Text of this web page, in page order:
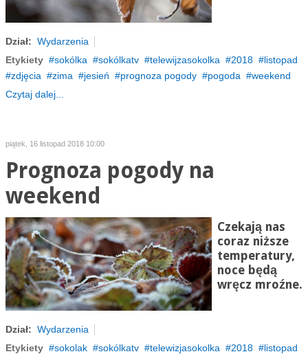
Dział: Wydarzenia
Etykiety
sokólka sokólkatv telewijzasokolka 2018
listopad
zdjęcia
zima jesień prognoza pogody pogoda
weekend
Czytaj dalej...
piątek, 16 listopad 2018 10:00
Prognoza pogody na
weekend
Czekają nas
coraz niższe
temperatury,
noce będą
wręcz mroźne.
Dział: Wydarzenia
Etykiety
sokolak sokólkatv telewizjasokolka 2018
listopad